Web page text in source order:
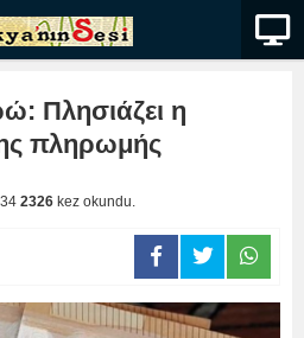
Πλησιάζει η
πληρωμής
2326 kez okundu.